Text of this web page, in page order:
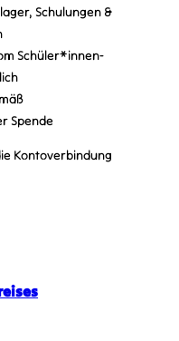
Schulungen &
Schüler*innen-
Spende
Kontoverbindung